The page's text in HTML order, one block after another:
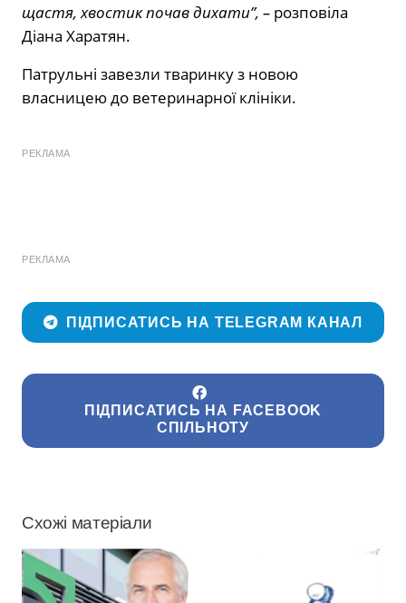
щастя, хвостик почав дихати”, – розповіла
Діана Харатян.
Патрульні завезли тваринку з новою
власницею до ветеринарної клініки.
РЕКЛАМА
РЕКЛАМА
ПІДПИСАТИСЬ НА TELEGRAM КАНАЛ
ПІДПИСАТИСЬ НА FACEBOOK
СПІЛЬНОТУ
Схожі матеріали